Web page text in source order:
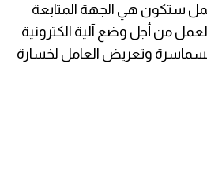
ستكون هي الجهة المتابعة
من أجل وضع آلية الكترونية
وتعريض العامل لخسارة